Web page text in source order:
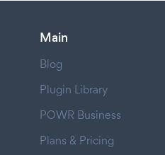
Main
Blog
Plugin Library
POWR Business
Plans & Pricing